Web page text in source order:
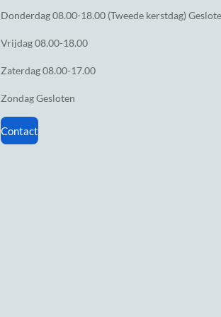
Donderdag08.00-18.00 (Tweede kerstdag)
Vrijdag08.00-18.00
Zaterdag08.00-17.00
ZondagGesloten
Contact